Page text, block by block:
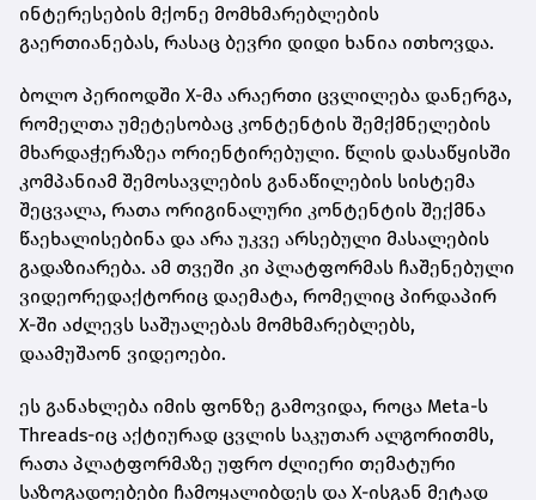
ინტერესების მქონე მომხმარებლების
გაერთიანებას, რასაც ბევრი დიდი ხანია ითხოვდა.
ბოლო პერიოდში X-მა არაერთი ცვლილება დანერგა,
რომელთა უმეტესობაც კონტენტის შემქმნელების
მხარდაჭერაზეა ორიენტირებული. წლის დასაწყისში
კომპანიამ შემოსავლების განაწილების სისტემა
შეცვალა, რათა ორიგინალური კონტენტის შექმნა
წაეხალისებინა და არა უკვე არსებული მასალების
გადაზიარება. ამ თვეში კი პლატფორმას ჩაშენებული
ვიდეორედაქტორიც დაემატა, რომელიც პირდაპირ
X-ში აძლევს საშუალებას მომხმარებლებს,
დაამუშაონ ვიდეოები.
ეს განახლება იმის ფონზე გამოვიდა, როცა Meta-ს
Threads-იც აქტიურად ცვლის საკუთარ ალგორითმს,
რათა პლატფორმაზე უფრო ძლიერი თემატური
საზოგადოებები ჩამოყალიბდეს და X-ისგან მეტად